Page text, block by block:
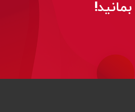
بمانید!